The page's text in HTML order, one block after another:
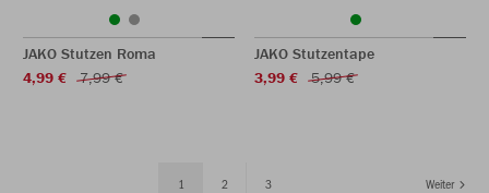
JAKO Stutzen Roma
4,99 €
7,99 €
JAKO Stutzentape
3,99 €
5,99 €
1 2 3 Weiter